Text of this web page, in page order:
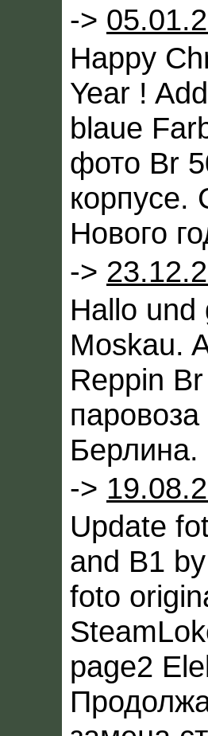
->
Happy
Year !
blaue
фото Br
корпусе.
Нового
->
Hallo und
Moskau.
Reppin
Берлина.
->
Update
and B1
foto
page2